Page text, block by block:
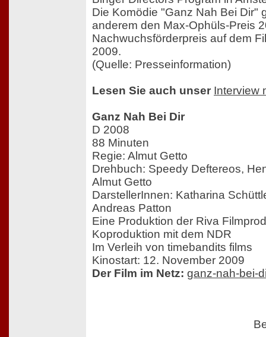
Die Komödie "Ganz Nah Bei Dir"
anderem den Max-Ophüls-Preis
Nachwuchsförderpreis auf dem
2009.
(Quelle: Presseinformation)
Lesen Sie auch unser Interview
Ganz Nah Bei Dir
D 2008
88 Minuten
Regie: Almut Getto
Drehbuch: Speedy Deftereos,
Almut Getto
DarstellerInnen: Katharina
Andreas Patton
Eine Produktion der Riva
Koproduktion mit dem NDR
Im Verleih von timebandits films
Kinostart: 12. November 2009
Der Film im Netz: ganz-nah-bei-